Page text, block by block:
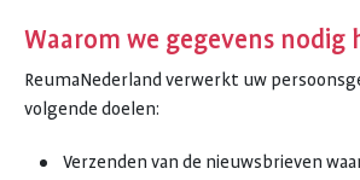
Waarom we gegevens nodig
ReumaNederland verwerkt uw
volgende doelen:
Verzenden van de nieuwsbrieven